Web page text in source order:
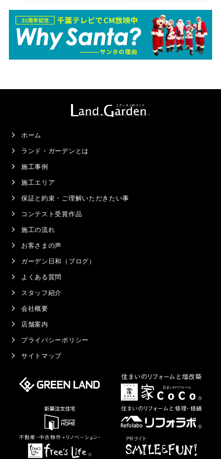
ホーム
ランド・ガーデンとは
施工事例
施工エリア
保証と約束・ご理解いただきたい事
コンテスト受賞作品
施工の流れ
お客さまの声
ガーデン日和（ブログ）
よくある質問
スタッフ紹介
会社概要
店舗案内
プライバシーポリシー
サイトマップ